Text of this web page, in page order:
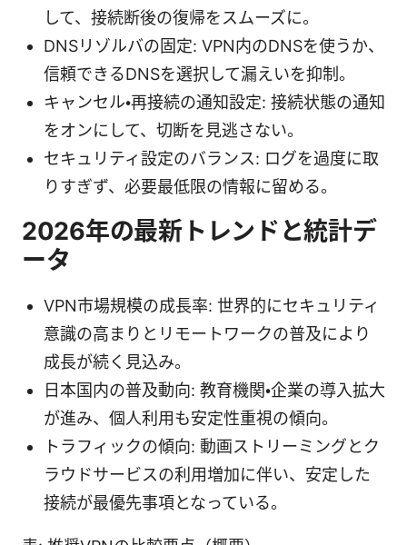
して、接続断後の復帰をスムーズに。
DNSリゾルバの固定: VPN内のDNSを使うか、
信頼できるDNSを選択して漏えいを抑制。
キャンセル・再接続の通知設定: 接続状態の通知
をオンにして、切断を見逃さない。
セキュリティ設定のバランス: ログを過度に取
りすぎず、必要最低限の情報に留める。
2026年の最新トレンドと統計デ
ータ
VPN市場規模の成長率: 世界的にセキュリティ
意識の高まりとリモートワークの普及により
成長が続く見込み。
日本国内の普及動向: 教育機関・企業の導入拡大
が進み、個人利用も安定性重視の傾向。
トラフィックの傾向: 動画ストリーミングとク
ラウドサービスの利用増加に伴い、安定した
接続が最優先事項となっている。